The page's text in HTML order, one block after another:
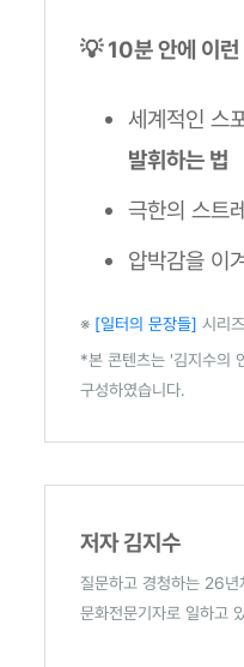
💡 10분 안에 이런
세계적인 스
발휘하는 법
극한의 스트
압박감을 이
※ [일터의 문장들] 시리
*본 콘텐츠는 '김지수의
구성하였습니다.
저자 김지수
질문하고 경청하는 26
문화전문기자로 일하고